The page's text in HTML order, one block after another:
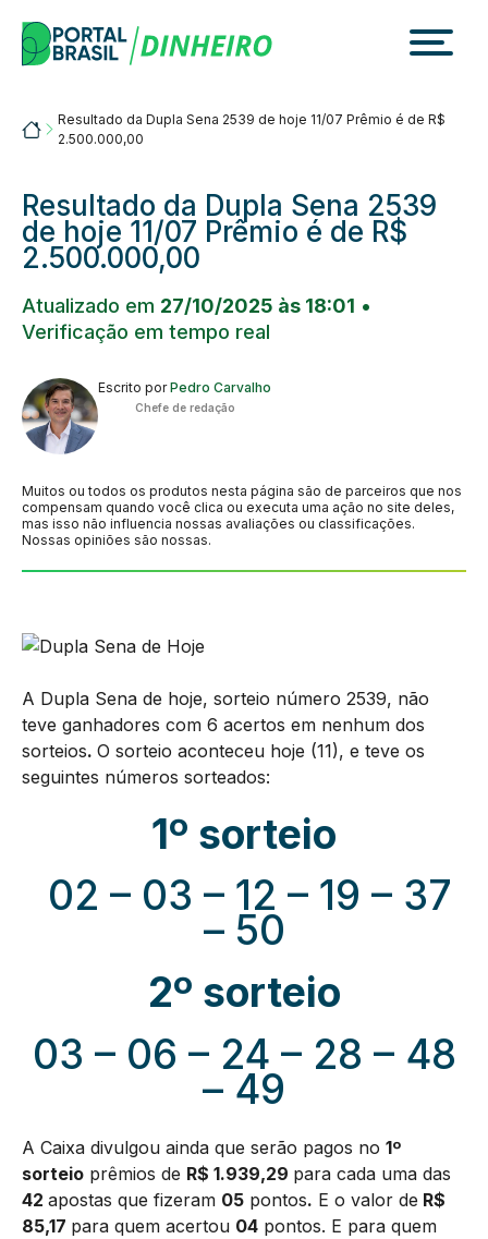
content
Portalbrasil
Resultado da Dupla Sena 2539 de hoje 11/07 Prêmio é de R$
2.500.000,00
Resultado da Dupla Sena 2539
de hoje 11/07 Prêmio é de R$
2.500.000,00
Atualizado em 27/10/2025 às 18:01 •
Verificação em tempo real
Escrito porPedro Carvalho
Chefe de redação
Muitos ou todos os produtos nesta página são de parceiros que nos
compensam quando você clica ou executa uma ação no site deles,
mas isso não influencia nossas avaliações ou classificações.
Nossas opiniões são nossas.
A Dupla Sena de hoje, sorteio número 2539, não
teve ganhadores com 6 acertos em nenhum dos
sorteios. O sorteio aconteceu hoje (11), e teve os
seguintes números sorteados:
1º sorteio
02 – 03 – 12 – 19 – 37
– 50
2º sorteio
03 – 06 – 24 – 28 – 48
– 49
A Caixa divulgou ainda que serão pagos no 1º
sorteio prêmios de R$ 1.939,29 para cada uma das
42 apostas que fizeram 05 pontos. E o valor de R$
85,17 para quem acertou 04 pontos. E para quem